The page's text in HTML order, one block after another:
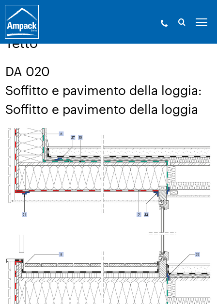
Ampack - Gli esperti in involucri edilizi. Dal
1946.»Servizio
Tetto
DA 020
Soffitto e pavimento della loggia:
Soffitto e pavimento della loggia